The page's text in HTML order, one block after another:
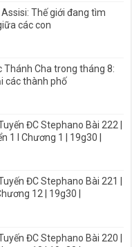
Thế giới đang tìm
các con
Thánh Cha trong tháng 8:
các thành phố
ĐC Stephano Bài 222 |
1 I Chương 1 | 19g30 |
ĐC Stephano Bài 221 |
12 | 19g30 |
ĐC Stephano Bài 220 |